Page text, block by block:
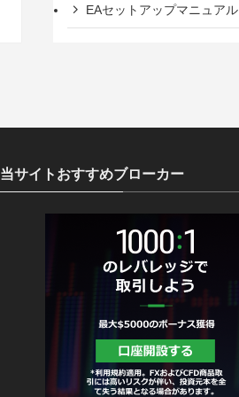
EAセットアップマニュアル
当サイトおすすめブローカー